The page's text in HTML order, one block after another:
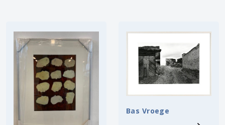
Bas Vroege